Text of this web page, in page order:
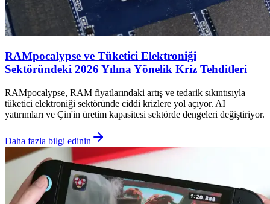
RAMpocalypse ve Tüketici Elektroniği
Sektöründeki 2026 Yılına Yönelik Kriz Tehditleri
RAMpocalypse, RAM fiyatlarındaki artış ve tedarik sıkıntısıyla
tüketici elektroniği sektöründe ciddi krizlere yol açıyor. AI
yatırımları ve Çin'in üretim kapasitesi sektörde dengeleri değiştiriyor.
Daha fazla bilgi edinin